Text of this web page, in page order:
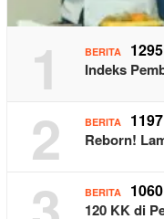
1 BERITA
Indeks
2 BERITA
Reborn!
BERITA
120 KK di